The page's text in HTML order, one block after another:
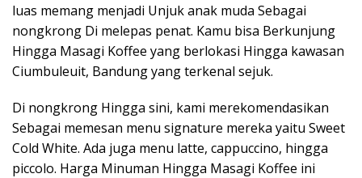
luas memang menjadi Unjuk anak muda Sebagai
nongkrong Di melepas penat. Kamu bisa Berkunjung
Hingga Masagi Koffee yang berlokasi Hingga kawasan
Ciumbuleuit, Bandung yang terkenal sejuk.
Di nongkrong Hingga sini, kami merekomendasikan
Sebagai memesan menu signature mereka yaitu Sweet
Cold White. Ada juga menu latte, cappuccino, hingga
piccolo. Harga Minuman Hingga Masagi Koffee ini